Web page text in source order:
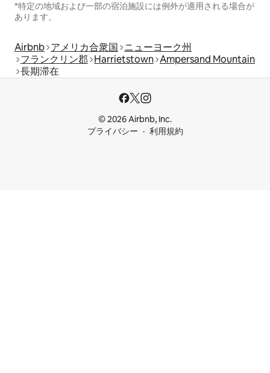
*特定の地域および一部の宿泊施設には例外が適用される場合が
あります。
Airbnb アメリカ合衆国 ニューヨーク州
フランクリン郡 Harrietstown Ampersand Mountain
長期滞在
© 2026 Airbnb, Inc.
プライバシー
利用規約